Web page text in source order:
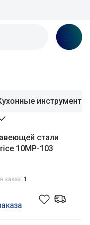
инструменты
стали
10MP-103
заказ: 1